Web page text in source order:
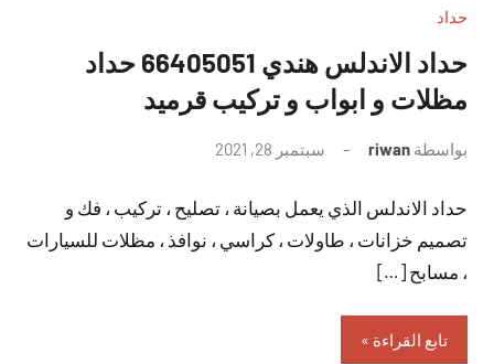
حداد
حداد الاندلس هندي 66405051 حداد
مظلات و ابواب و تركيب قرميد
بواسطة riwan سبتمبر 28, 2021
تعليقات
حداد الاندلس الذي يعمل بصيانة ، تصليح ، تركيب ، فك و
تصميم خزانات ، طاولات ، كراسي ، نوافذ ، مظلات للسيارات
، مسابح […]
تابع القراءة